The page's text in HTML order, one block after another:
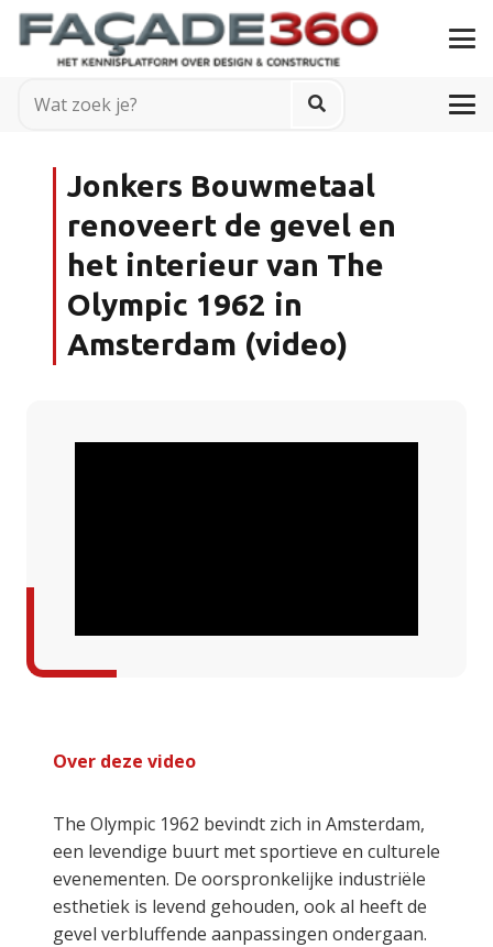
Jonkers Bouwmetaal
renoveert de gevel en
het interieur van The
Olympic 1962 in
Amsterdam (video)
Over deze video
The Olympic 1962 bevindt zich in Amsterdam,
een levendige buurt met sportieve en culturele
evenementen. De oorspronkelijke industriële
esthetiek is levend gehouden, ook al heeft de
gevel verbluffende aanpassingen ondergaan.